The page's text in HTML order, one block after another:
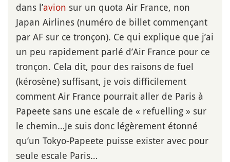
dans l’avion sur un quota Air France, non
Japan Airlines (numéro de billet commençant
par AF sur ce tronçon). Ce qui explique que j’ai
un peu rapidement parlé d’Air France pour ce
tronçon. Cela dit, pour des raisons de fuel
(kérosène) suffisant, je vois difficilement
comment Air France pourrait aller de Paris à
Papeete sans une escale de « refuelling » sur
le chemin…Je suis donc légèrement étonné
qu’un Tokyo-Papeete puisse exister avec pour
seule escale Paris…